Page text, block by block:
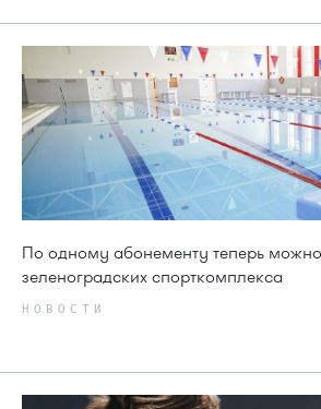
По одному абонементу теперь можно
зеленоградских спорткомплекса
НОВОСТИ